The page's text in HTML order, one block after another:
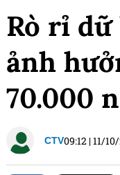
Rò rỉ
ảnh
70.000
CTV09:12 |11/